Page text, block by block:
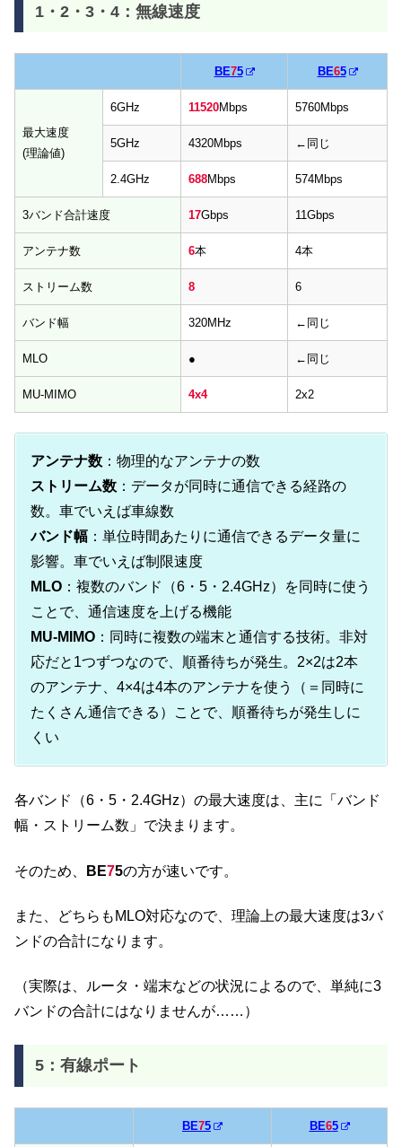
1・2・3・4：無線速度
BE75 BE65
最大速度
(理論値)
6GHz 11520Mbps 5760Mbps
5GHz 4320Mbps ←同じ
2.4GHz 688Mbps 574Mbps
3バンド合計速度 17Gbps 11Gbps
アンテナ数 6本 4本
ストリーム数 8 6
バンド幅 320MHz ←同じ
MLO ● ←同じ
MU-MIMO 4x4 2x2
アンテナ数 ：物理的なアンテナの数
ストリーム数 ：データが同時に通信できる経路の
数。車でいえば車線数
バンド幅 ：単位時間あたりに通信できるデータ量に
影響。車でいえば制限速度
MLO ：複数のバンド（6・5・2.4GHz）を同時に使う
ことで、通信速度を上げる機能
MU-MIMO ：同時に複数の端末と通信する技術。非対
応だと1つずつなので、順番待ちが発生。2×2は2本
のアンテナ、4×4は4本のアンテナを使う（＝同時に
たくさん通信できる）ことで、順番待ちが発生しに
くい
各バンド（6・5・2.4GHz）の最大速度は、主に「バンド
幅・ストリーム数」で決まります。
そのため、 BE75の方が速いです。
また、どちらもMLO対応なので、理論上の最大速度は3バ
ンドの合計になります。
（実際は、ルータ・端末などの状況によるので、単純に3
バンドの合計にはなりませんが……）
5：有線ポート
BE75 BE65